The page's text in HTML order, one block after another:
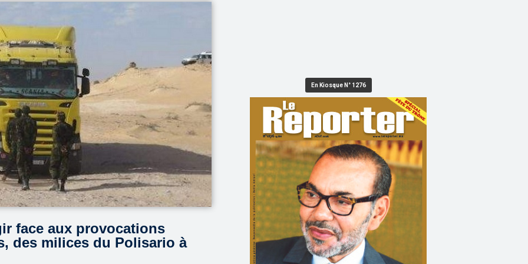
face aux provocations
des milices du Polisario à
En Kiosque N° 1276